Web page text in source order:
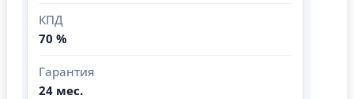
КПД
70 %
Гарантия
24 мес.